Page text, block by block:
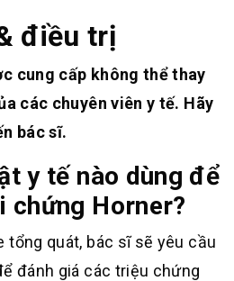
điều trị
cung cấp không thể thay
các chuyên viên y tế. Hãy
bác sĩ.
y tế nào dùng để
chứng Horner?
tổng quát, bác sĩ sẽ yêu cầu
đánh giá các triệu chứng